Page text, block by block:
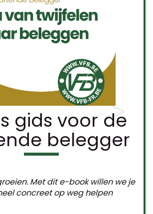
gids voor de
belegger
Met dit e-book willen we je
concreet op weg helpen
VFB
10 tot 14 augustus.
nummer van het magazine